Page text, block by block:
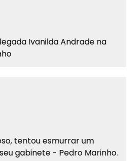
Ivanilda Andrade na
tentou esmurrar um
gabinete - Pedro Marinho.